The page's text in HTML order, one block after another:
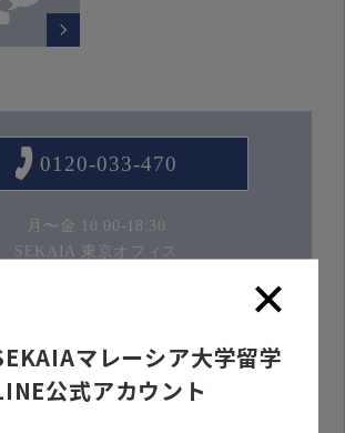
マレーシア大学留学
公式アカウント
0120-033-470
月〜金 10:00-18:30
SEKAIA 東京オフィス